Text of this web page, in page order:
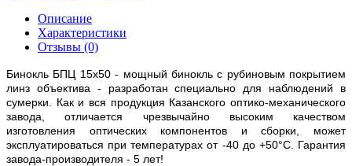
Описание
Характеристики
Отзывы (0)
Бинокль БПЦ 15х50 - мощный бинокль с рубиновым покрытием
линз объектива - разработан специально для наблюдений в
сумерки. Как и вся продукция Казанского оптико-механического
завода, отличается чрезвычайно высоким качеством
изготовления оптических компонентов и сборки, может
эксплуатироваться при температурах от -40 до +50°С. Гарантия
завода-производителя - 5 лет!